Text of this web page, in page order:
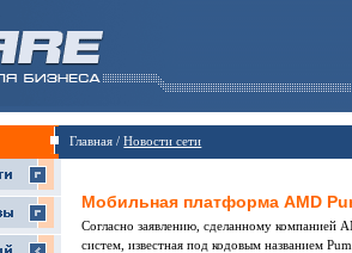
Главная /Новости сети
Мобильная платформа AMD
Согласно заявлению, сделанному компанией
систем, известная под кодовым названием